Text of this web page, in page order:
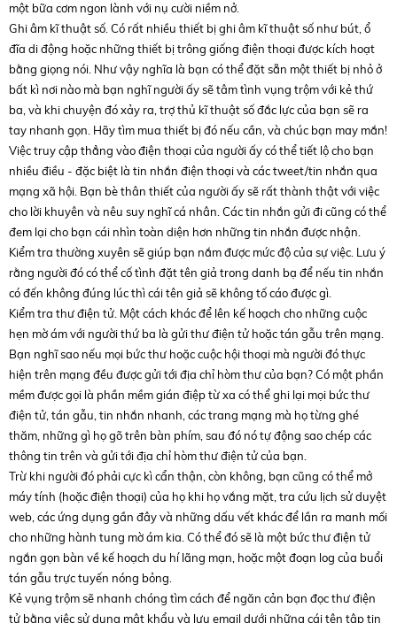
một bữa cơm ngon lành với nụ cười niềm nở.
Ghi âm kĩ thuật số. Có rất nhiều thiết bị ghi âm kĩ thuật số như bút, ổ
đĩa di động hoặc những thiết bị trông giống điện thoại được kích hoạt
bằng giọng nói. Như vậy nghĩa là bạn có thể đặt sẵn một thiết bị nhỏ ở
bất kì nơi nào mà bạn nghĩ người ấy sẽ tâm tình vụng trộm với kẻ thứ
ba, và khi chuyện đó xảy ra, trợ thủ kĩ thuật số đắc lực của bạn sẽ ra
tay nhanh gọn. Hãy tìm mua thiết bị đó nếu cần, và chúc bạn may mắn!
Việc truy cập thẳng vào điện thoại của người ấy có thể tiết lộ cho bạn
nhiều điều - đặc biệt là tin nhắn điện thoại và các tweet/tin nhắn qua
mạng xã hội. Bạn bè thân thiết của người ấy sẽ rất thành thật với việc
cho lời khuyên và nêu suy nghĩ cá nhân. Các tin nhắn gửi đi cũng có thể
đem lại cho bạn cái nhìn toàn diện hơn những tin nhắn được nhận.
Kiểm tra thường xuyên sẽ giúp bạn nắm được mức độ của sự việc. Lưu ý
rằng người đó có thể cố tình đặt tên giả trong danh bạ để nếu tin nhắn
có đến không đúng lúc thì cái tên giả sẽ không tố cáo được gì.
Kiểm tra thư điện tử. Một cách khác để lên kế hoạch cho những cuộc
hẹn mờ ám với người thứ ba là gửi thư điện tử hoặc tán gẫu trên mạng.
Bạn nghĩ sao nếu mọi bức thư hoặc cuộc hội thoại mà người đó thực
hiện trên mạng đều được gửi tới địa chỉ hòm thư của bạn? Có một phần
mềm được gọi là phần mềm gián điệp từ xa có thể ghi lại mọi bức thư
điện tử, tán gẫu, tin nhắn nhanh, các trang mạng mà họ từng ghé
thăm, những gì họ gõ trên bàn phím, sau đó nó tự động sao chép các
thông tin trên và gửi tới địa chỉ hòm thư điện tử của bạn.
Trừ khi người đó phải cực kì cẩn thận, còn không, bạn cũng có thể mở
máy tính (hoặc điện thoại) của họ khi họ vắng mặt, tra cứu lịch sử duyệt
web, các ứng dụng gần đây và những dấu vết khác để lần ra manh mối
cho những hành tung mờ ám kia. Có thể đó sẽ là một bức thư điện tử
ngắn gọn bàn về kế hoạch du hí lãng mạn, hoặc một đoạn log của buổi
tán gẫu trực tuyến nóng bỏng.
Kẻ vụng trộm sẽ nhanh chóng tìm cách để ngăn cản bạn đọc thư điện
tử bằng việc sử dụng mật khẩu và lưu email dưới những cái tên tập tin